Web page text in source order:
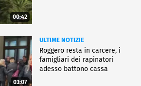
00:42
03:07
ULTIME NOTIZIE
Roggero resta in carcere, i
famigliari dei rapinatori
adesso battono cassa